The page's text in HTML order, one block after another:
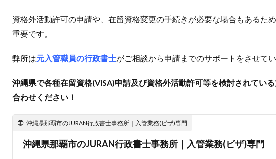
資格外活動許可の申請や、在留資格変更の手続きが必要な場合もあるた
重要です。
弊所は元入管職員の行政書士がご相談から申請までのサポートをさせて
沖縄県で各種在留資格(VISA)申請及び資格外活動許可等を検討されてい
合わせください！
沖縄県那覇市のJURAN行政書士事務所｜入管業務(ビザ)専門
沖縄県那覇市のJURAN行政書士事務所｜入管業務(ビザ)専門